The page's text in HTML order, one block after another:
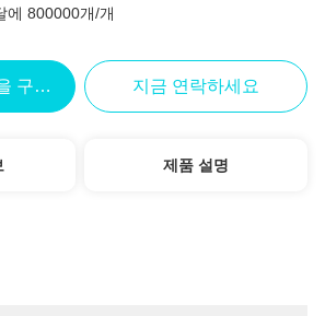
에 800000개/개
구하라 지금 연락하세요
제품 설명